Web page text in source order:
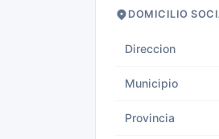
DOMICILIO
Direccion
Municipio
Provincia